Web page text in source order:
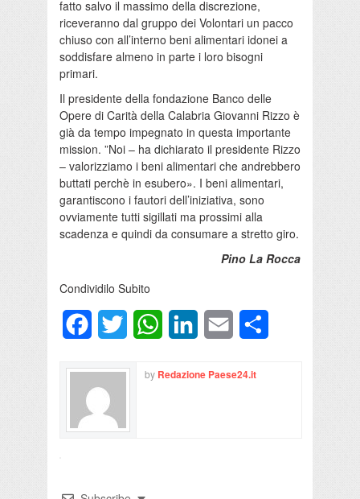
fatto salvo il massimo della discrezione,
riceveranno dal gruppo dei Volontari un pacco
chiuso con all’interno beni alimentari idonei a
soddisfare almeno in parte i loro bisogni
primari.
Il presidente della fondazione Banco delle
Opere di Carità della Calabria Giovanni Rizzo è
già da tempo impegnato in questa importante
mission. ”Noi – ha dichiarato il presidente Rizzo
– valorizziamo i beni alimentari che andrebbero
buttati perchè in esubero». I beni alimentari,
garantiscono i fautori dell’iniziativa, sono
ovviamente tutti sigillati ma prossimi alla
scadenza e quindi da consumare a stretto giro.
Pino La Rocca
Condividilo Subito
FacebookTwitter WhatsAppLinkedInEmail
by Redazione Paese24.it